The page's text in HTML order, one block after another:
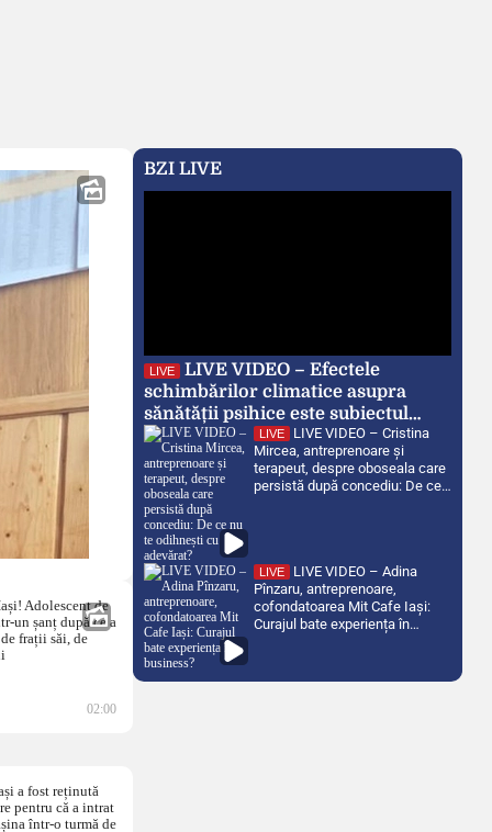
02:00
BZI LIVE
LIVE
LIVE VIDEO – Efectele
schimbărilor climatice asupra
sănătății psihice este subiectul
emisiunii BZI LIVE, împreună cu
invitata Irina Mihu-Pintilie,
psiholog principal, Spitalul Clinic
Căi Ferate Iași
LIVE
LIVE VIDEO – Cristina
Mircea, antreprenoare și
terapeut, despre oboseala care
persistă după concediu: De ce
LIVE
LIVE VIDEO – Adina
Pînzaru, antreprenoare,
cofondatoarea Mit Cafe Iași:
Curajul bate experiența în